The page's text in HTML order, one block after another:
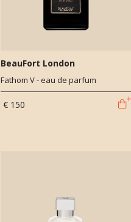
BeauFort London
Fathom V - eau de parfum
€ 150